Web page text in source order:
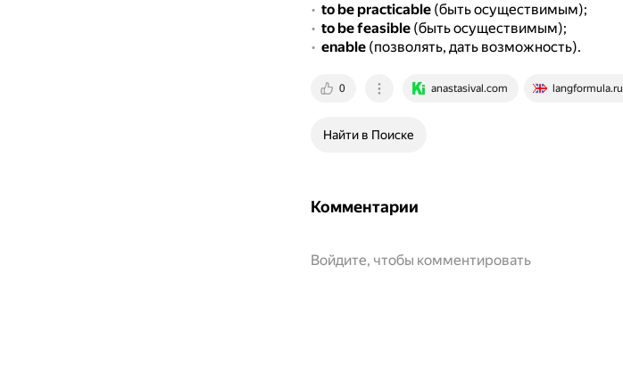
to be practicable(быть осуществимым);
to be feasible(быть осуществимым);
enable(позволять, дать возможность).
0 anastasival.com langformula.ru
Найти в Поиске
Комментарии
Войдите, чтобы комментировать